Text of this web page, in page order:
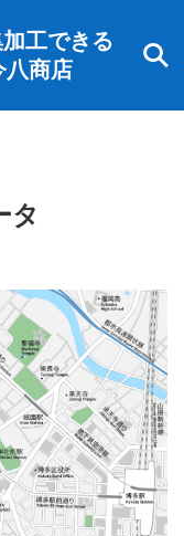
工できる
八商店
タ